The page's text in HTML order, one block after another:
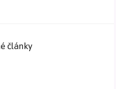
články